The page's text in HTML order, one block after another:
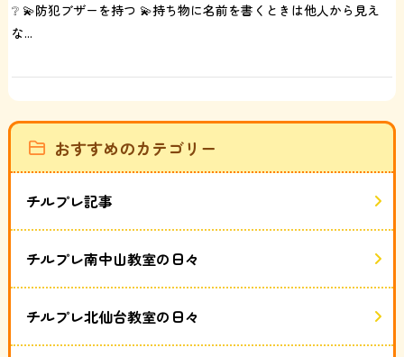
❔ 💫防犯ブザーを持つ 💫持ち物に名前を書くときは他人から見え
な...
おすすめのカテゴリー
チルプレ記事
チルプレ南中山教室の日々
チルプレ北仙台教室の日々